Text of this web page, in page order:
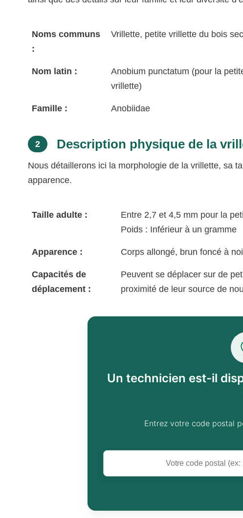
Noms communs
:
Vrillette, petite vrillette du bois
Nom latin :
Anobium punctatum (pour la
vrillette)
Famille : Anobiidae
2 Description physique de la
Nous détaillerons ici la morphologie de la vrillette, sa
apparence.
Taille adulte :
Entre 2,7 et 4,5 mm pour la
Poids : Inférieur à un gramme
Apparence : Corps allongé, brun foncé à
Capacités de
déplacement :
Peuvent se déplacer sur de
proximité de leur source de
Un technicien est-il
Entrez votre code postal